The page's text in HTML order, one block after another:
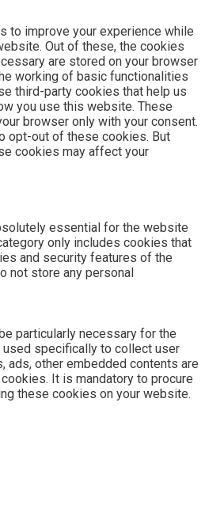
to improve your experience while
Out of these, the cookies
are stored on your browser
working of basic functionalities
third-party cookies that help us
you use this website. These
browser only with your consent.
opt-out of these cookies. But
cookies may affect your
essential for the website
only includes cookies that
and security features of the
not store any personal
particularly necessary for the
specifically to collect user
ads, other embedded contents are
It is mandatory to procure
these cookies on your website.